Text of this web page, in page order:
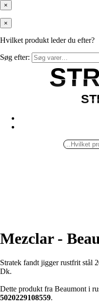
×
×
Hvilket produkt leder du efter?
Søg efter:
Mezclar -
Stratek fandt jigger rustfrit stål
Dk.
Dette produkt fra Beaumont i
5020229108559.